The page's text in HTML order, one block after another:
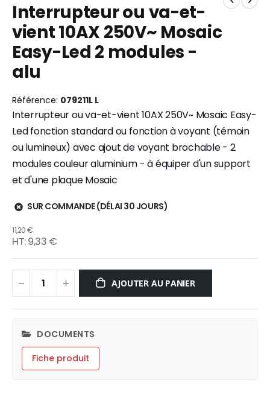
the
beginning
of
the
images
gallery
Interrupteur ou va-et-
vient 10AX 250V~ Mosaic
Easy-Led 2 modules -
alu
Référence 079211L L
Interrupteur ou va-et-vient 10AX 250V~ Mosaic Easy-
Led fonction standard ou fonction à voyant (témoin
ou lumineux) avec ajout de voyant brochable - 2
modules couleur aluminium - à équiper d'un support
et d'une plaque Mosaic
SUR COMMANDE (DÉLAI 30 JOURS)
11,20 €
9,33 €
AJOUTER AU PANIER
DOCUMENTS
Fiche produit